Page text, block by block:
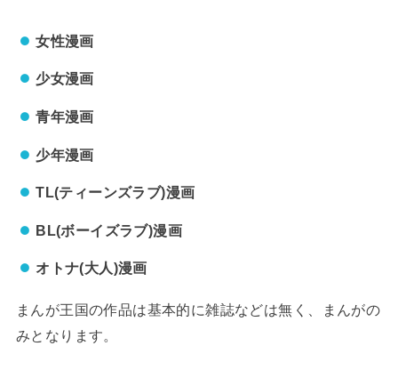
女性漫画
少女漫画
青年漫画
少年漫画
TL(ティーンズラブ)漫画
BL(ボーイズラブ)漫画
オトナ(大人)漫画
まんが王国の作品は基本的に雑誌などは無く、まんがの
みとなります。